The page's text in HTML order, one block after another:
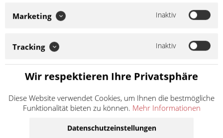
DID 420 D Günstige und einfache Standard Kette Ohne
innen: 1.5 mm Laschenstärke außen: 1.5 mm...
16,90 € inkl. MwSt.zzgl. Versandkosten
Lieferzeit 10 Werktage
In den Warenkorb
Auf die Merkliste
Marketing Inaktiv
Tracking Inaktiv
Wir respektieren Ihre Privatsphäre
Diese Website verwendet Cookies, um Ihnen die bestmögliche
Funktionalität bieten zu können. Mehr Informationen
Datenschutzeinstellungen